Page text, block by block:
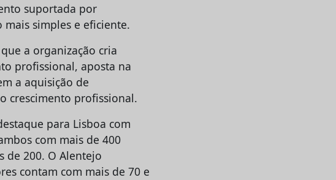
suportada por
simples e eficiente.
a organização cria
profissional, aposta na
a aquisição de
crescimento profissional.
para Lisboa com
com mais de 400
de 200. O Alentejo
contam com mais de 70 e